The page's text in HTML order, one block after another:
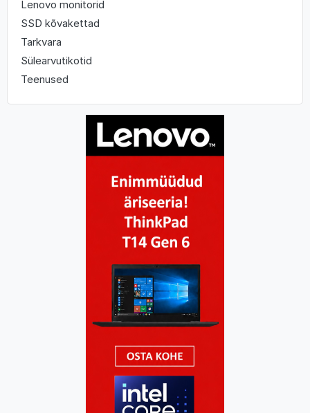
Lenovo monitorid
SSD kõvakettad
Tarkvara
Sülearvutikotid
Teenused